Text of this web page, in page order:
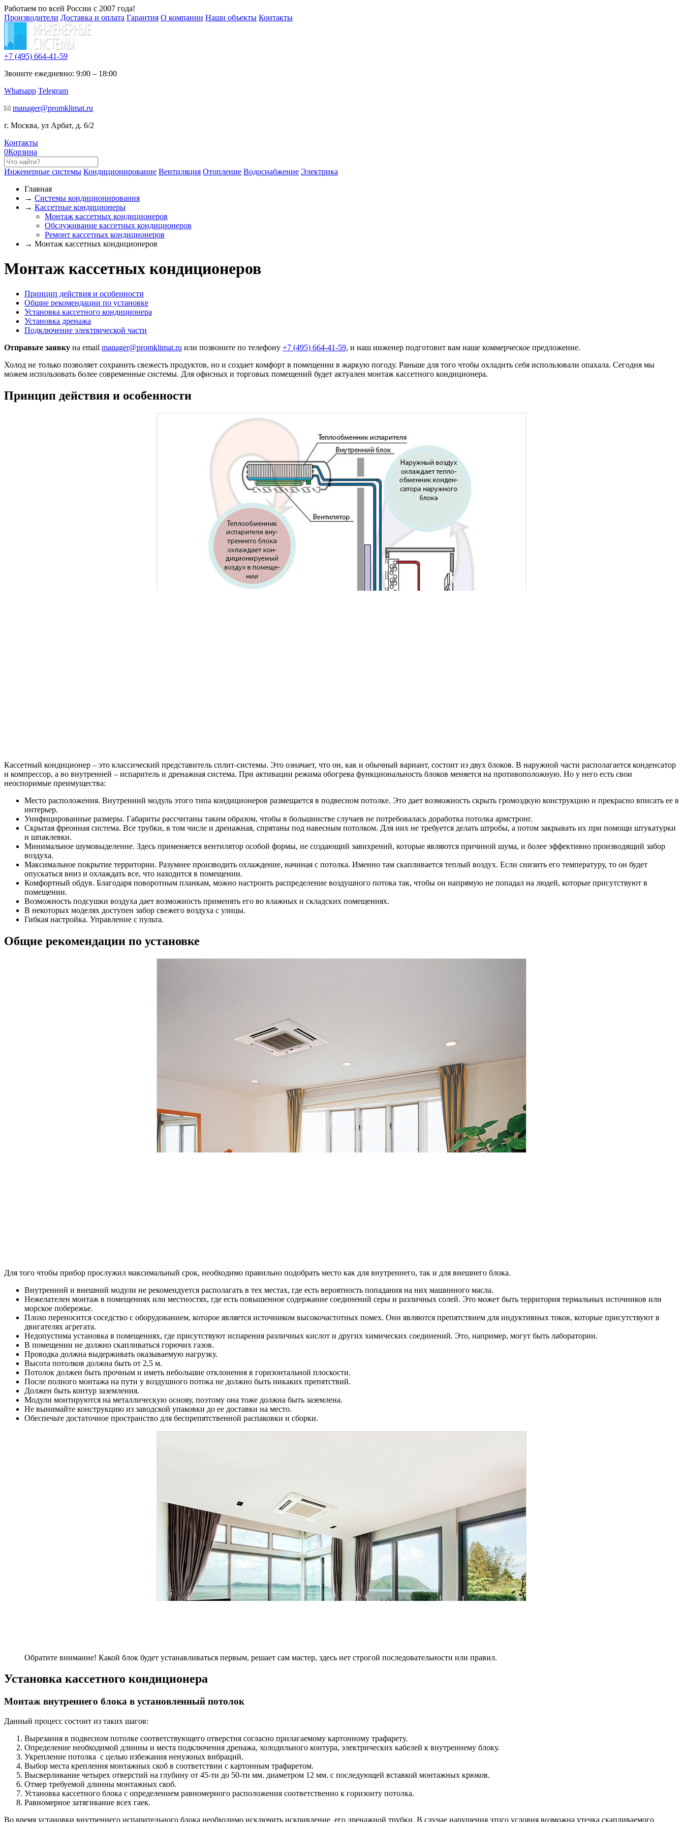
Работаем по всей России с 2007 года!
Производители Доставка и оплата Гарантия О компании Наши объекты Контакты
+7 (495) 664-41-59
Звоните ежедневно: 9:00 – 18:00
Whatsapp Telegram
manager@promklimat.ru
г. Москва, ул Арбат, д. 6/2
Контакты
0Корзина
Инженерные системы Кондиционирование Вентиляция Отопление Водоснабжение Электрика
Главная
→ Системы кондиционирования
→ Кассетные кондиционеры
Монтаж кассетных кондиционеров
Обслуживание кассетных кондиционеров
Ремонт кассетных кондиционеров
→ Монтаж кассетных кондиционеров
Монтаж кассетных кондиционеров
Принцип действия и особенности
Общие рекомендации по установке
Установка кассетного кондиционера
Установка дренажа
Подключение электрической части
Отправьте заявку на email manager@promklimat.ru или позвоните по телефону +7 (495) 664-41-59, и наш инженер подготовит вам наше коммерческое предложение.
Холод не только позволяет сохранить свежесть продуктов, но и создает комфорт в помещении в жаркую погоду. Раньше для того чтобы охладить себя использовали опахала. Сегодня мы
можем использовать более современные системы. Для офисных и торговых помещений будет актуален монтаж кассетного кондиционера.
Принцип действия и особенности
Кассетный кондиционер – это классический представитель сплит-системы. Это означает, что он, как и обычный вариант, состоит из двух блоков. В наружной части располагается конденсатор
и компрессор, а во внутренней – испаритель и дренажная система. При активации режима обогрева функциональность блоков меняется на противоположную. Но у него есть свои
неоспоримые преимущества:
Место расположения. Внутренний модуль этого типа кондиционеров размещается в подвесном потолке. Это дает возможность скрыть громоздкую конструкцию и прекрасно вписать ее в
интерьер.
Унифицированные размеры. Габариты рассчитаны таким образом, чтобы в большинстве случаев не потребовалась доработка потолка армстронг.
Скрытая фреонная система. Все трубки, в том числе и дренажная, спрятаны под навесным потолком. Для них не требуется делать штробы, а потом закрывать их при помощи штукатурки
и шпаклевки.
Минимальное шумовыделение. Здесь применяется вентилятор особой формы, не создающий завихрений, которые являются причиной шума, и более эффективно производящий забор
воздуха.
Максимальное покрытие территории. Разумнее производить охлаждение, начиная с потолка. Именно там скапливается теплый воздух. Если снизить его температуру, то он будет
опускаться вниз и охлаждать все, что находится в помещении.
Комфортный обдув. Благодаря поворотным планкам, можно настроить распределение воздушного потока так, чтобы он напрямую не попадал на людей, которые присутствуют в
помещении.
Возможность подсушки воздуха дает возможность применять его во влажных и складских помещениях.
В некоторых моделях доступен забор свежего воздуха с улицы.
Гибкая настройка. Управление с пульта.
Общие рекомендации по установке
Для того чтобы прибор прослужил максимальный срок, необходимо правильно подобрать место как для внутреннего, так и для внешнего блока.
Внутренний и внешний модули не рекомендуется располагать в тех местах, где есть вероятность попадания на них машинного масла.
Нежелателен монтаж в помещениях или местностях, где есть повышенное содержание соединений серы и различных солей. Это может быть территория термальных источников или
морское побережье.
Плохо переносится соседство с оборудованием, которое является источником высокочастотных помех. Они являются препятствием для индуктивных токов, которые присутствуют в
двигателях агрегата.
Недопустима установка в помещениях, где присутствуют испарения различных кислот и других химических соединений. Это, например, могут быть лаборатории.
В помещении не должно скапливаться горючих газов.
Проводка должна выдерживать оказываемую нагрузку.
Высота потолков должна быть от 2,5 м.
Потолок должен быть прочным и иметь небольшие отклонения в горизонтальной плоскости.
После полного монтажа на пути у воздушного потока не должно быть никаких препятствий.
Должен быть контур заземления.
Модули монтируются на металлическую основу, поэтому она тоже должна быть заземлена.
Не вынимайте конструкцию из заводской упаковки до ее доставки на место.
Обеспечьте достаточное пространство для беспрепятственной распаковки и сборки.
Обратите внимание! Какой блок будет устанавливаться первым, решает сам мастер, здесь нет строгой последовательности или правил.
Установка кассетного кондиционера
Монтаж внутреннего блока в установленный потолок
Данный процесс состоит из таких шагов:
Вырезания в подвесном потолке соответствующего отверстия согласно прилагаемому картонному трафарету.
Определение необходимой длинны и места подключения дренажа, холодильного контура, электрических кабелей к внутреннему блоку.
Укрепление потолка с целью избежания ненужных вибраций.
Выбор места крепления монтажных скоб в соответствии с картонным трафаретом.
Высверливание четырех отверстий на глубину от 45-ти до 50-ти мм. диаметром 12 мм. с последующей вставкой монтажных крюков.
Отмер требуемой длинны монтажных скоб.
Установка кассетного блока с определением равномерного расположения соответственно к горизонту потолка.
Равномерное затягивание всех гаек.
Во время установки внутреннего испарительного блока необходимо исключить искривление его дренажной трубки. В случае нарушения этого условия возможна утечка скапливаемого